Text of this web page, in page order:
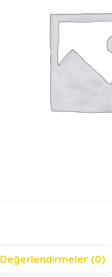
Değerlendirmeler (0)